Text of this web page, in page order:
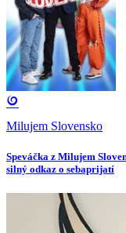
Milujem Slovensko
Speváčka z Milujem
silný odkaz o sebaprijatí